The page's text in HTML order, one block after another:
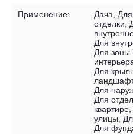
Применение:
Дача,
отделки,
Для
Для зоны
Для
Для
Для
улицы,
Для